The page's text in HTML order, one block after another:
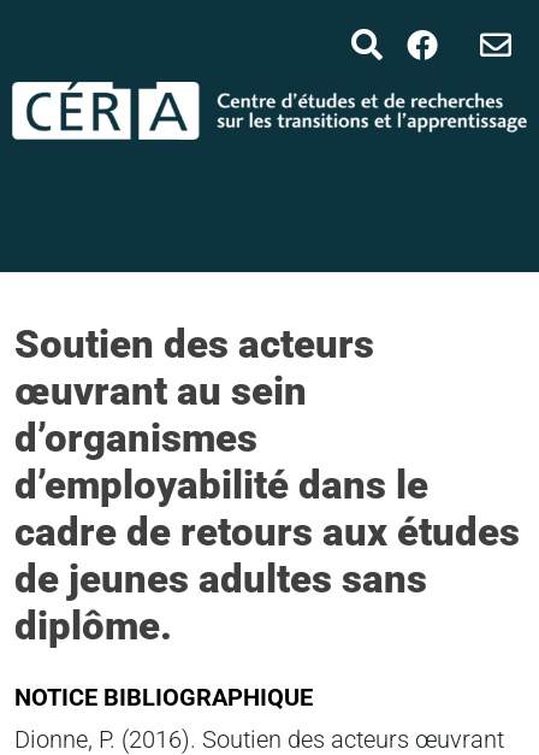
Soutien des acteurs
œuvrant au sein
d’organismes
d’employabilité dans le
cadre de retours aux études
de jeunes adultes sans
diplôme.
NOTICE BIBLIOGRAPHIQUE
Dionne, P. (2016). Soutien des acteurs œuvrant